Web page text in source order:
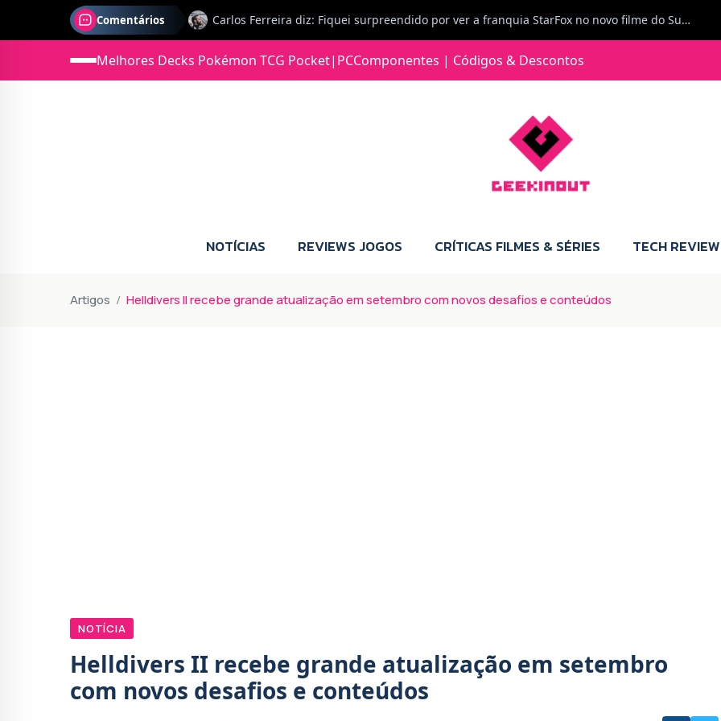
Comentários Jorge Loureiro | Fearme diz: A versão da Switch 2 tem censura... mas também não perdes muito.
Jonas diz: Estou seriamente com vontade para comprar para a Switch 2 :P
Jorge Loureiro | Fearme diz: Boas, obrigado pelo teu comentário. Talvez seja verdade que a Microsoft está a tentar redefinir o futuro dos jogos, mas para uma marca que já trocou de estratégia tantas vezes, é difícil acreditar em mais uma virada de direção. Basta lembrar do Kinect, da aposta no cloud gaming, ou mesmo do discurso de que os exclusivos eram "essenciais": todas essas promessas acabaram por perder força com o tempo. Além disso, há um ponto chave que estás a ignorar: as consolas Xbox. Está à vista que foram praticamente abandonadas. Quem comprou uma Xbox Series X a pensar que ia ser a máquina indispensável para jogar exclusivos, ficou a arder, porque hoje esses jogos chegam também ao PC e, cada vez mais, até à concorrência. Isso mina a identidade da marca e enfraquece a confiança dos jogadores. A PlayStation até pode estar a lançar alguns jogos na Xbox como o Helldivers 2, mas não é o catálogo inteiro. Desta forma, as consolas PS5 continuam a ter valor.
Melhores Decks Pokémon TCG Pocket| PCComponentes | Códigos & Descontos
NOTÍCIAS REVIEWS JOGOS CRÍTICAS FILMES & SÉRIES TECH
Artigos Helldivers II recebe grande atualização em setembro com novos desafios e conteúdos
NOTÍCIA
Helldivers II recebe grande atualização em setembro
com novos desafios e conteúdos